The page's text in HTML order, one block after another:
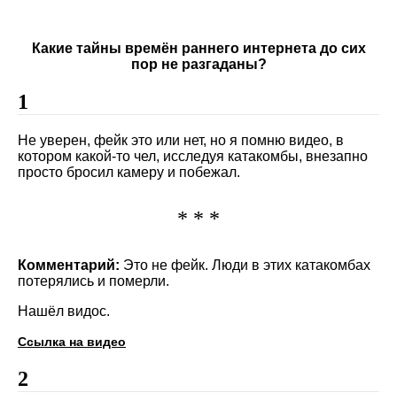
Какие тайны времён раннего интернета до сих
пор не разгаданы?
1
Не уверен, фейк это или нет, но я помню видео, в
котором какой-то чел, исследуя катакомбы, внезапно
просто бросил камеру и побежал.
* * *
Комментарий: Это не фейк. Люди в этих катакомбах
потерялись и померли.
Нашёл видос.
Ссылка на видео
2